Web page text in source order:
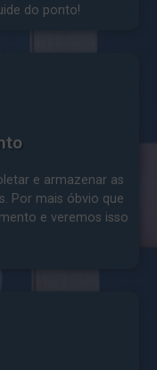
do ponto!
e armazenar as
Por mais óbvio que
e veremos isso